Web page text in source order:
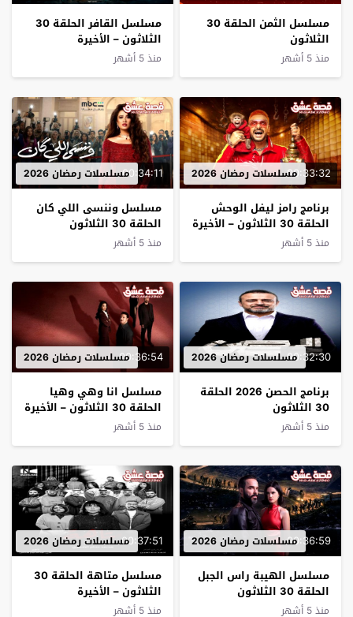
مسلسل الثمن الحلقة 30
الثلاثون
منذ 5 أشهر
مسلسل القافر الحلقة 30
الثلاثون – الأخيرة
منذ 5 أشهر
00:33:32مسلسلات رمضان 2026
ﺑﺮﻧﺎﻣﺞ رامز ليفل الوحش
الحلقة 30 الثلاثون – الأخيرة
منذ 5 أشهر
00:34:11مسلسلات رمضان 2026
مسلسل وننسى اللي كان
الحلقة 30 الثلاثون
منذ 5 أشهر
00:32:30مسلسلات رمضان 2026
ﺑﺮﻧﺎﻣﺞ الحصن 2026 الحلقة
30 الثلاثون
منذ 5 أشهر
00:36:54مسلسلات رمضان 2026
مسلسل انا وهي وهيا
الحلقة 30 الثلاثون – الأخيرة
منذ 5 أشهر
00:36:59مسلسلات رمضان 2026
مسلسل الهيبة راس الجبل
الحلقة 30 الثلاثون
منذ 5 أشهر
00:37:51مسلسلات رمضان 2026
مسلسل متاهة الحلقة 30
الثلاثون – الأخيرة
منذ 5 أشهر